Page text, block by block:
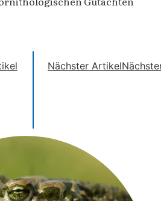
Nächster Artikel